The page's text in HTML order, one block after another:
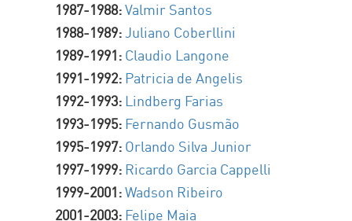
1987-1988:Valmir Santos
1988-1989:Juliano Coberllini
1989-1991: Claudio Langone
1991-1992: Patricia de Angelis
1992-1993: Lindberg Farias
1993-1995: Fernando Gusmão
1995-1997: Orlando Silva Junior
1997-1999: Ricardo Garcia Cappelli
1999-2001:Wadson Ribeiro
2001-2003: Felipe Maia